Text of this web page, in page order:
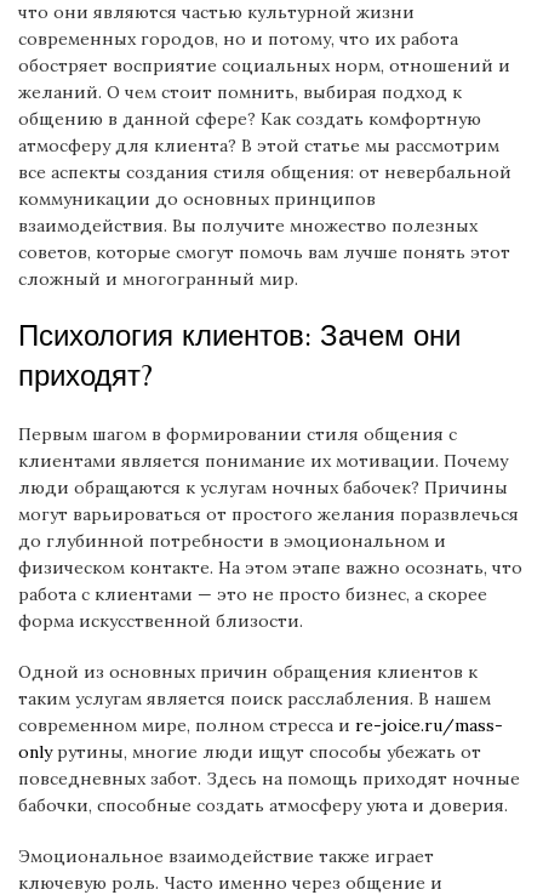
что они являются частью культурной жизни
современных городов, но и потому, что их работа
обостряет восприятие социальных норм, отношений и
желаний. О чем стоит помнить, выбирая подход к
общению в данной сфере? Как создать комфортную
атмосферу для клиента? В этой статье мы рассмотрим
все аспекты создания стиля общения: от невербальной
коммуникации до основных принципов
взаимодействия. Вы получите множество полезных
советов, которые смогут помочь вам лучше понять этот
сложный и многогранный мир.
Психология клиентов: Зачем они
приходят?
Первым шагом в формировании стиля общения с
клиентами является понимание их мотивации. Почему
люди обращаются к услугам ночных бабочек? Причины
могут варьироваться от простого желания поразвлечься
до глубинной потребности в эмоциональном и
физическом контакте. На этом этапе важно осознать, что
работа с клиентами — это не просто бизнес, а скорее
форма искусственной близости.
Одной из основных причин обращения клиентов к
таким услугам является поиск расслабления. В нашем
современном мире, полном стресса и re-joice.ru/mass-
onlyрутины, многие люди ищут способы убежать от
повседневных забот. Здесь на помощь приходят ночные
бабочки, способные создать атмосферу уюта и доверия.
Эмоциональное взаимодействие также играет
ключевую роль. Часто именно через общение и